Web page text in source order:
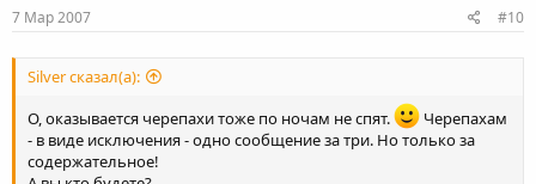
7 Мар 2007 #10
Silver сказал(а):
О, оказывается черепахи тоже по ночам не спят.
Черепахам
- в виде исключения - одно сообщение за три. Но только за
содержательное!